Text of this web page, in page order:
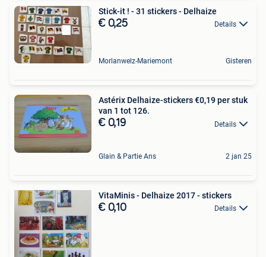
Stick-it ! - 31 stickers - Delhaize
€ 0,25 Details
Morlanwelz-Mariemont Gisteren
Astérix Delhaize-stickers €0,19 per stuk
van 1 tot 126.
€ 0,19 Details
Glain & Partie Ans 2 jan 25
VitaMinis - Delhaize 2017 - stickers
€ 0,10 Details